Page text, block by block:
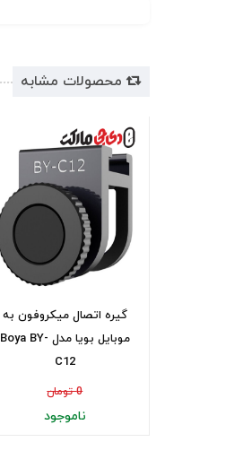
محصولات مشابه
گیره اتصال میکروفون به
موبایل بویا مدل Boya BY-
C12
0 تومان
ناموجود